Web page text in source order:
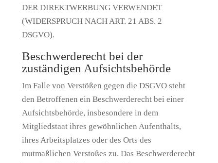
DER DIREKTWERBUNG VERWENDET
(WIDERSPRUCH NACH ART. 21 ABS. 2
DSGVO).
Beschwerde­recht bei der
zuständigen Aufsichts­behörde
Im Falle von Verstößen gegen die DSGVO steht
den Betroffenen ein Beschwerderecht bei einer
Aufsichtsbehörde, insbesondere in dem
Mitgliedstaat ihres gewöhnlichen Aufenthalts,
ihres Arbeitsplatzes oder des Orts des
mutmaßlichen Verstoßes zu. Das Beschwerderecht